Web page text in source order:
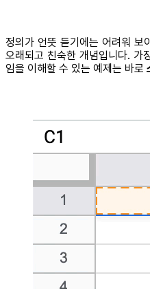
정의가 언뜻 듣기에는 어려워 보
오래되고 친숙한 개념입니다. 가
임을 이해할 수 있는 예제는 바로